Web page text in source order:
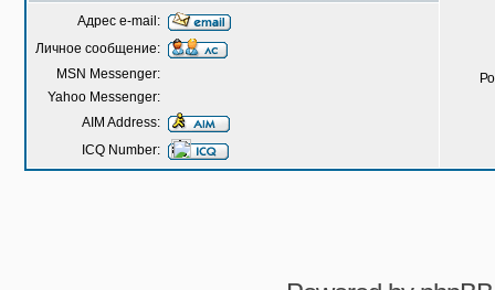
Адрес e-mail:
Личное сообщение:
MSN Messenger:
Yahoo Messenger:
AIM Address:
ICQ Number: